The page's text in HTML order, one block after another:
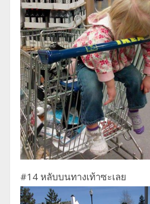
#14 หลับบนทางเท้าซะเลย